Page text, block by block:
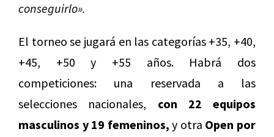
conseguirlo».
El torneo se jugará en las categorías +35, +40,
+45, +50 y +55 años. Habrá dos
competiciones: una reservada a las
selecciones nacionales, con 22 equipos
masculinos y 19 femeninos, y otra Open por